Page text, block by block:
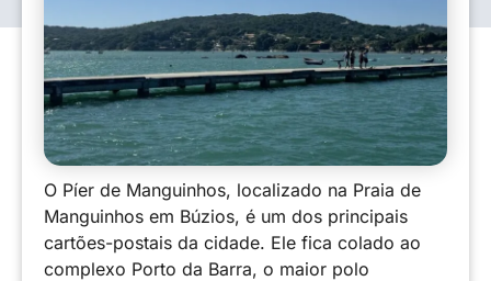
O Píer de Manguinhos, localizado na Praia de
Manguinhos em Búzios, é um dos principais
cartões-postais da cidade. Ele fica colado ao
complexo Porto da Barra, o maior polo